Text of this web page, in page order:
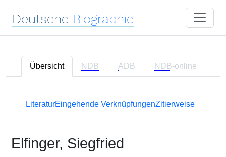
Deutsche Biographie
Übersicht NDB ADB NDB-online
LiteraturEingehende VerknüpfungenZitierweise
Elfinger, Siegfried